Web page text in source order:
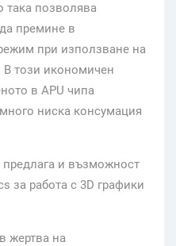
така позволява
премине в
при използване на
този икономичен
в APU чипа
ниска консумация
предлага и възможност
за работа с 3D графики
жертва на